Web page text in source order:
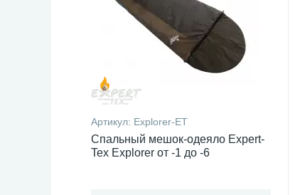
Артикул: Explorer-ET
Спальный мешок-одеяло Expert-
Tex Explorer от -1 до -6